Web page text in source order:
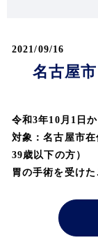
2021/09/16
名古屋
令和3年10月1日
対象：名古屋市
39歳以下の方）
胃の手術を受け